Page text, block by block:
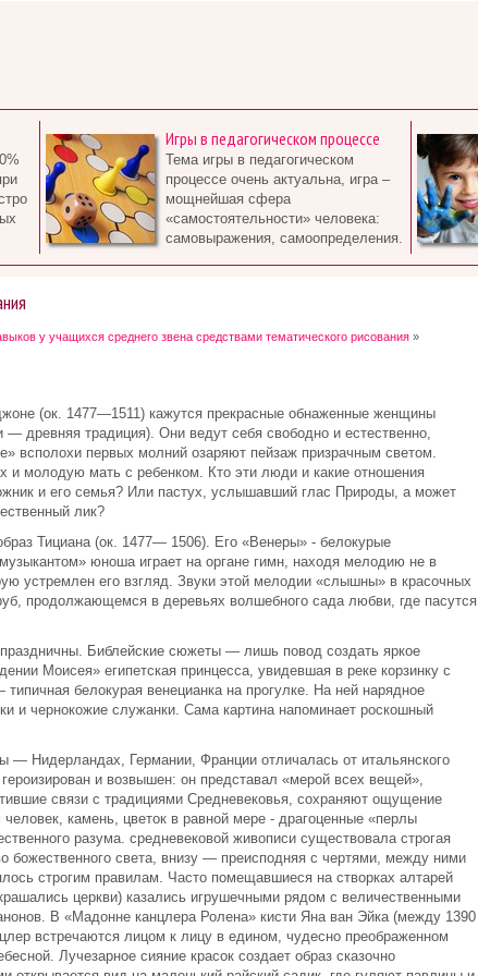
Игры в педагогическом процессе
Тема игры в педагогическом
процессе очень актуальна, игра –
мощнейшая сфера
«самостоятельности» человека:
самовыражения, самоопределения.
у учащихся среднего звена средствами тематического рисования»
(ок. 1477—1511) кажутся прекрасные обнаженные женщины
древняя традиция). Они ведут себя свободно и естественно,
всполохи первых молний озаряют пейзаж призрачным светом.
и молодую мать с ребенком. Кто эти люди и какие отношения
и его семья? Или пастух, услышавший глас Природы, а может
лик?
Тициана (ок. 1477— 1506). Его «Венеры» - белокурые
юноша играет на органе гимн, находя мелодию не в
устремлен его взгляд. Звуки этой мелодии «слышны» в красочных
продолжающемся в деревьях волшебного сада любви, где пасутся
Библейские сюжеты — лишь повод создать яркое
Моисея» египетская принцесса, увидевшая в реке корзинку с
белокурая венецианка на прогулке. На ней нарядное
и чернокожие служанки. Сама картина напоминает роскошный
— Нидерландах, Германии, Франции отличалась от итальянского
и возвышен: он представал «мерой всех вещей»,
связи с традициями Средневековья, сохраняют ощущение
камень, цветок в равной мере - драгоценные «перлы
разума. средневековой живописи существовала строгая
божественного света, внизу — преисподняя с чертями, между ними
строгим правилам. Часто помещавшиеся на створках алтарей
церкви) казались игрушечными рядом с величественными
В «Мадонне канцлера Ролена» кисти Яна ван Эйка (между 1390
встречаются лицом к лицу в едином, чудесно преображенном
Лучезарное сияние красок создает образ сказочно